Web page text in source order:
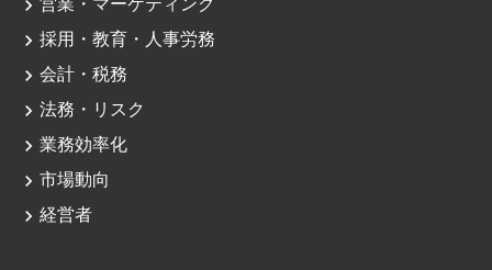
navigate_next 営業・マーケティング
navigate_next 採用・教育・人事労務
navigate_next 会計・税務
navigate_next 法務・リスク
navigate_next 業務効率化
navigate_next 市場動向
navigate_next 経営者